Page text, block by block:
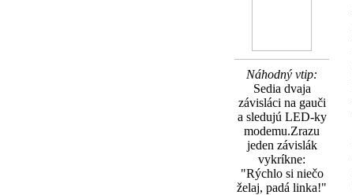
Náhodný vtip:
Sedia dvaja
závisláci na gauči
a sledujú LED-ky
modemu.Zrazu
jeden závislák
vykríkne:
"Rýchlo si niečo
želaj, padá linka!"